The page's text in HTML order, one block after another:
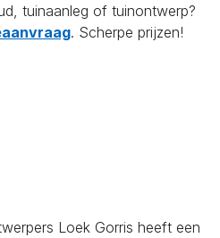
tuinaanleg of tuinontwerp?
. Scherpe prijzen!
Loek Gorris heeft een